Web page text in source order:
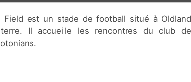
Il accueille les rencontres du club de